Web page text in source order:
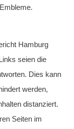
Hamburg
seien die
Dies kann
werden,
distanziert.
Seiten im